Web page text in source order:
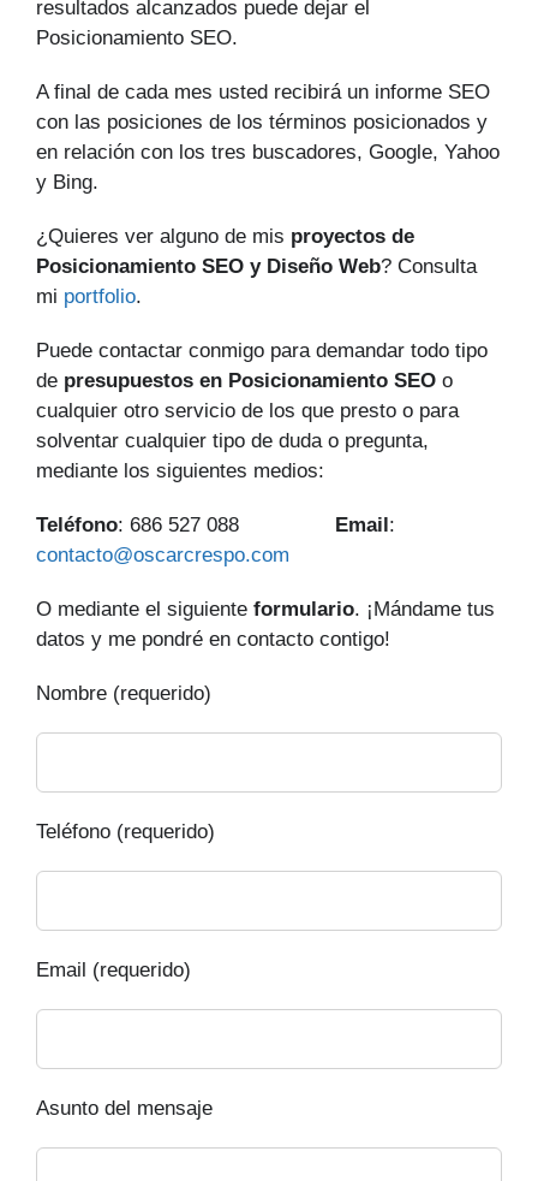
resultados alcanzados puede dejar el
Posicionamiento SEO.
A final de cada mes usted recibirá un informe SEO
con las posiciones de los términos posicionados y
en relación con los tres buscadores, Google, Yahoo
y Bing.
¿Quieres ver alguno de mis proyectos de
Posicionamiento SEO y Diseño Web? Consulta
mi portfolio.
Puede contactar conmigo para demandar todo tipo
de presupuestos en Posicionamiento SEO o
cualquier otro servicio de los que presto o para
solventar cualquier tipo de duda o pregunta,
mediante los siguientes medios:
Teléfono: 686 527 088 Email :
contacto@oscarcrespo.com
O mediante el siguiente formulario. ¡Mándame tus
datos y me pondré en contacto contigo!
Nombre (requerido)
Teléfono (requerido)
Email (requerido)
Asunto del mensaje